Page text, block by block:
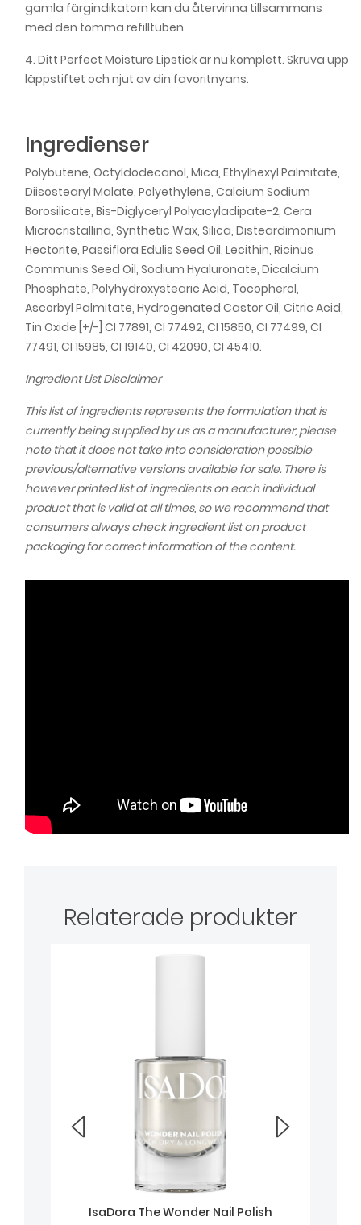
No. 212 Berry Red139,00 kr
IsaDora The Perfect Moisture Lipstick Refill -
No. 215 Classic Red139,00 kr
No. 218 Mocha Mauve
IsaDora The Perfect Moisture Lipstick Refill -
No. 220 Chocolate Kiss139,00 kr
IsaDora The Perfect Moisture Lipstick Refill -
No. 222 Light Cocoa139,00 kr
IsaDora The Perfect Moisture Lipstick Refill -
No. 223 Glossy Caramel139,00 kr
IsaDora The Perfect Moisture Lipstick Refill -
No. 224 Cream Nude
IsaDora The Perfect Moisture Lipstick Refill -
No. 228 Cinnabar139,00 kr
IsaDora The Perfect Moisture Lipstick Refill -
No. 230 Blackberry Mood139,00 kr
gamla färgindikatorn kan du återvinna tillsammans
med den tomma refilltuben.
4. Ditt Perfect Moisture Lipstick är nu komplett. Skruva upp
läppstiftet och njut av din favoritnyans.
Ingredienser
Polybutene, Octyldodecanol, Mica, Ethylhexyl Palmitate,
Diisostearyl Malate, Polyethylene, Calcium Sodium
Borosilicate, Bis-Diglyceryl Polyacyladipate-2, Cera
Microcristallina, Synthetic Wax, Silica, Disteardimonium
Hectorite, Passiflora Edulis Seed Oil, Lecithin, Ricinus
Communis Seed Oil, Sodium Hyaluronate, Dicalcium
Phosphate, Polyhydroxystearic Acid, Tocopherol,
Ascorbyl Palmitate, Hydrogenated Castor Oil, Citric Acid,
Tin Oxide [+/-] CI 77891, CI 77492, CI 15850, CI 77499, CI
77491, CI 15985, CI 19140, CI 42090, CI 45410.
Ingredient List Disclaimer
This list of ingredients represents the formulation that is
currently being supplied by us as a manufacturer, please
note that it does not take into consideration possible
previous/alternative versions available for sale. There is
however printed list of ingredients on each individual
product that is valid at all times, so we recommend that
consumers always check ingredient list on product
packaging for correct information of the content.
Relaterade produkter
IsaDora The Wonder Nail Polish